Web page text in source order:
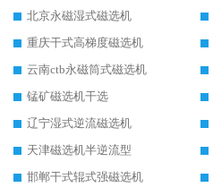
北京永磁湿式磁选机
重庆干式高梯度磁选机
云南ctb永磁筒式磁选机
锰矿磁选机干选
辽宁湿式逆流磁选机
天津磁选机半逆流型
邯郸干式辊式强磁选机